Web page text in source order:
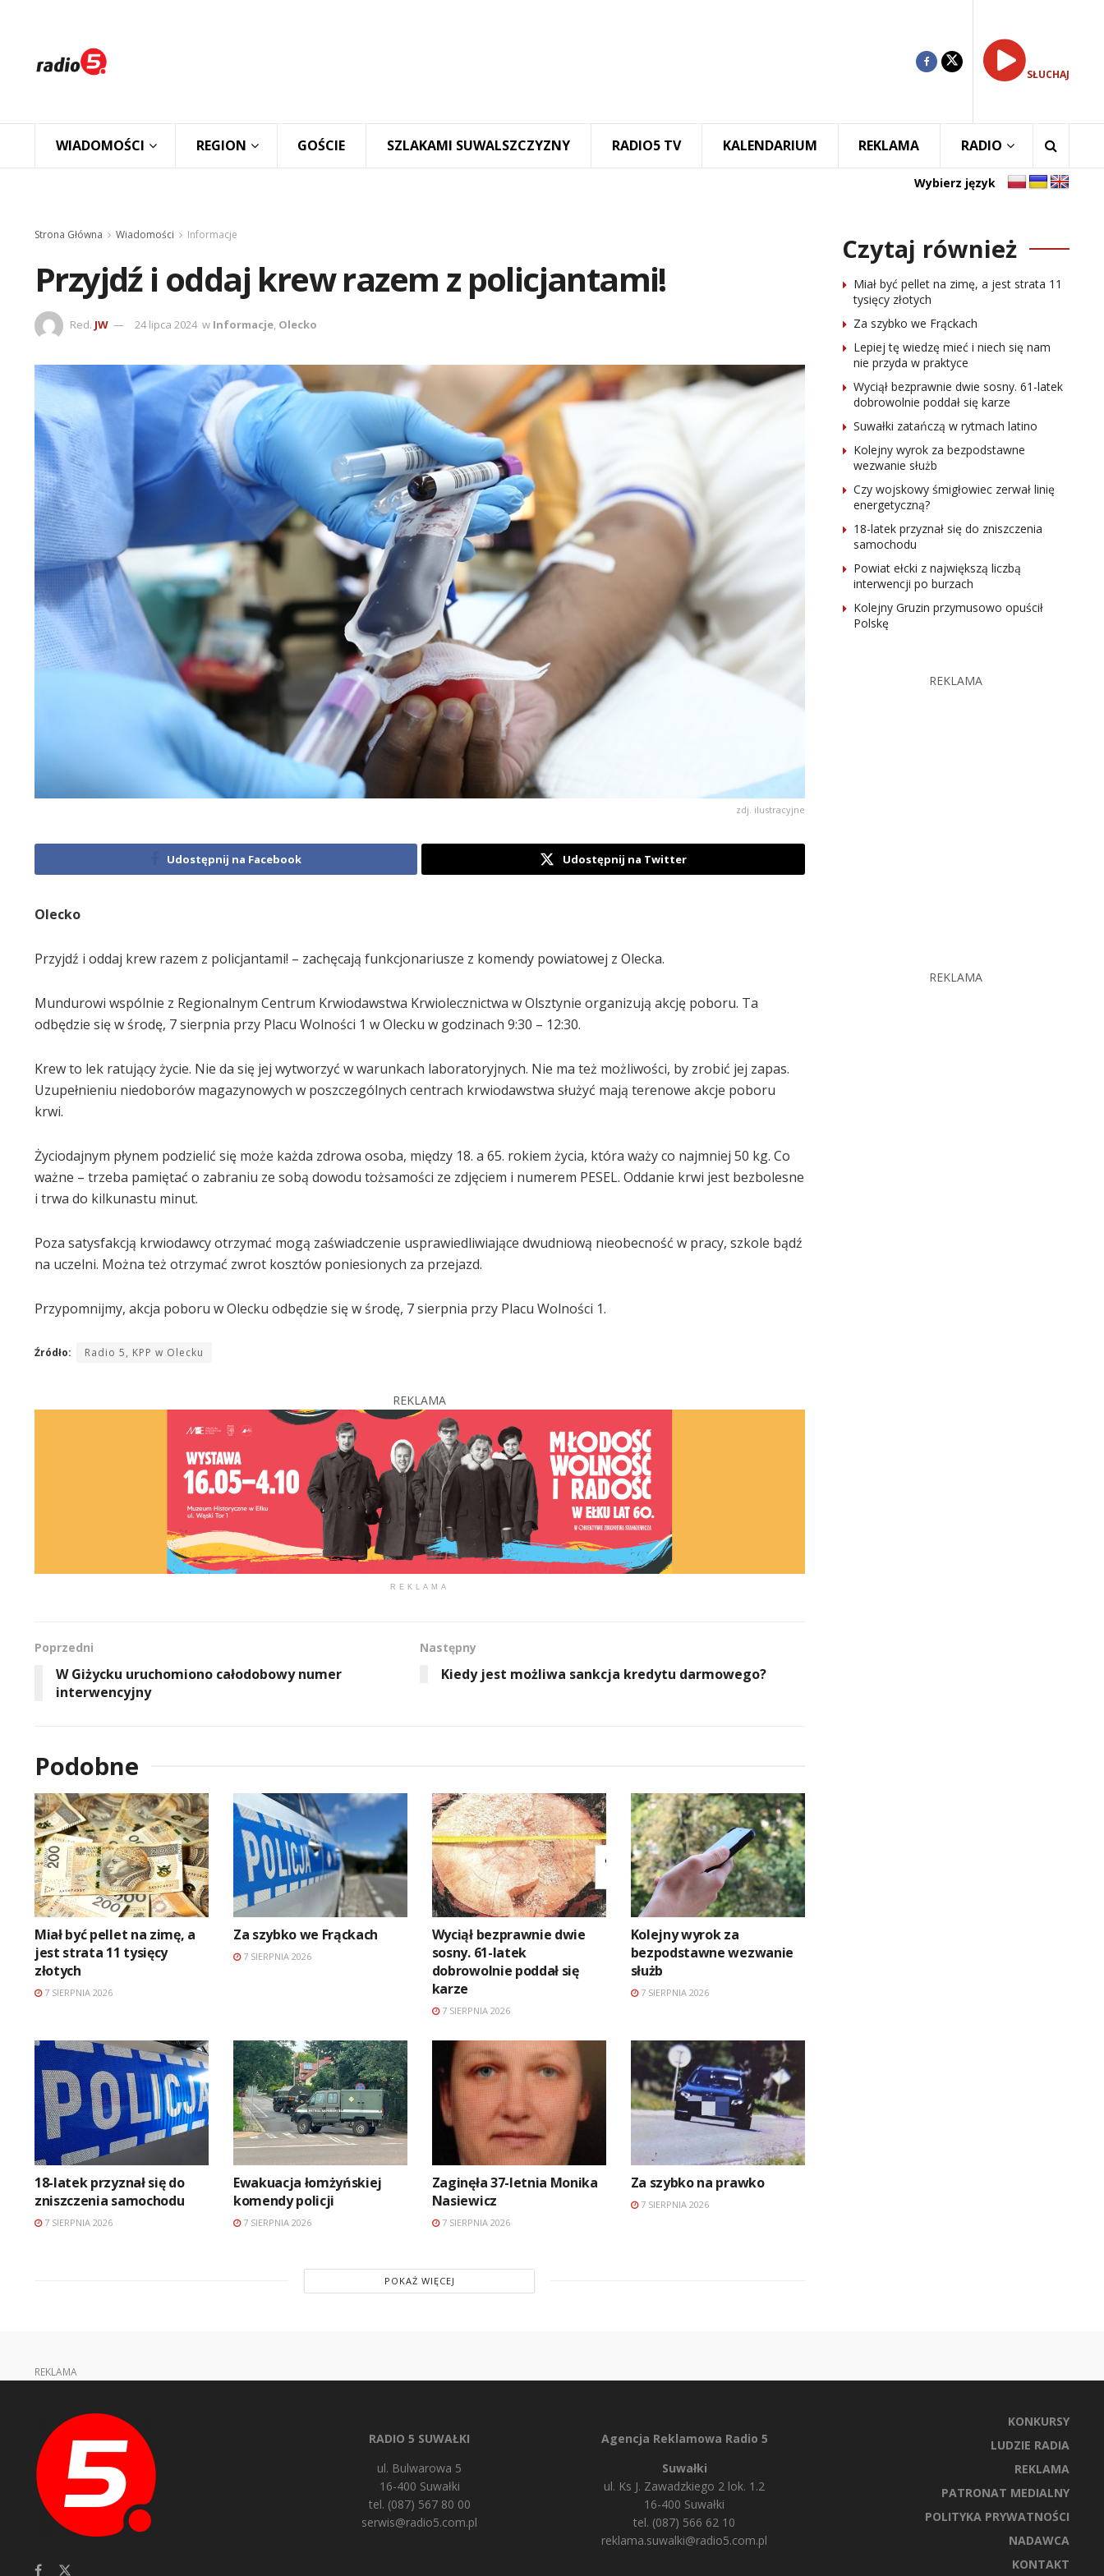
SŁUCHAJ
WIADOMOŚCI REGION GOŚCIE SZLAKAMI SUWALSZCZYZNY RADIO5 TV KALENDARIUM REKLAMA RADIO
Wybierz język
Strona Główna Wiadomości Informacje
Przyjdź i oddaj krew razem z policjantami!
Red. JW 24 lipca 2024 w Informacje, Olecko
zdj. ilustracyjne
Udostępnij na Facebook Udostępnij na Twitter
Olecko
Przyjdź i oddaj krew razem z policjantami! – zachęcają funkcjonariusze z komendy powiatowej z Olecka.
Mundurowi wspólnie z Regionalnym Centrum Krwiodawstwa Krwiolecznictwa w Olsztynie organizują akcję poboru. Ta
odbędzie się w środę, 7 sierpnia przy Placu Wolności 1 w Olecku w godzinach 9:30 – 12:30.
Krew to lek ratujący życie. Nie da się jej wytworzyć w warunkach laboratoryjnych. Nie ma też możliwości, by zrobić jej zapas.
Uzupełnieniu niedoborów magazynowych w poszczególnych centrach krwiodawstwa służyć mają terenowe akcje poboru
krwi.
Życiodajnym płynem podzielić się może każda zdrowa osoba, między 18. a 65. rokiem życia, która waży co najmniej 50 kg. Co
ważne – trzeba pamiętać o zabraniu ze sobą dowodu tożsamości ze zdjęciem i numerem PESEL. Oddanie krwi jest bezbolesne
i trwa do kilkunastu minut.
Poza satysfakcją krwiodawcy otrzymać mogą zaświadczenie usprawiedliwiające dwudniową nieobecność w pracy, szkole bądź
na uczelni. Można też otrzymać zwrot kosztów poniesionych za przejazd.
Przypomnijmy, akcja poboru w Olecku odbędzie się w środę, 7 sierpnia przy Placu Wolności 1.
Źródło: Radio 5, KPP w Olecku
REKLAMA
REKLAMA
Poprzedni
W Giżycku uruchomiono całodobowy numer
interwencyjny
Następny
Kiedy jest możliwa sankcja kredytu darmowego?
Podobne
Miał być pellet na zimę, a
jest strata 11 tysięcy
złotych
7 SIERPNIA 2026
Za szybko we Frąckach
7 SIERPNIA 2026
Wyciął bezprawnie dwie
sosny. 61-latek
dobrowolnie poddał się
karze
7 SIERPNIA 2026
Kolejny wyrok za
bezpodstawne wezwanie
służb
7 SIERPNIA 2026
18-latek przyznał się do
zniszczenia samochodu
7 SIERPNIA 2026
Ewakuacja łomżyńskiej
komendy policji
7 SIERPNIA 2026
Zaginęła 37-letnia Monika
Nasiewicz
7 SIERPNIA 2026
Za szybko na prawko
7 SIERPNIA 2026
POKAŻ WIĘCEJ
Czytaj również
Miał być pellet na zimę, a jest strata 11
tysięcy złotych
Za szybko we Frąckach
Lepiej tę wiedzę mieć i niech się nam
nie przyda w praktyce
Wyciął bezprawnie dwie sosny. 61-latek
dobrowolnie poddał się karze
Suwałki zatańczą w rytmach latino
Kolejny wyrok za bezpodstawne
wezwanie służb
Czy wojskowy śmigłowiec zerwał linię
energetyczną?
18-latek przyznał się do zniszczenia
samochodu
Powiat ełcki z największą liczbą
interwencji po burzach
Kolejny Gruzin przymusowo opuścił
Polskę
REKLAMA
REKLAMA
REKLAMA
RADIO 5 SUWAŁKI
ul. Bulwarowa 5
16-400 Suwałki
tel. (087) 567 80 00
serwis@radio5.com.pl
Agencja Reklamowa Radio 5
Suwałki
ul. Ks J. Zawadzkiego 2 lok. 1.2
16-400 Suwałki
tel. (087) 566 62 10
reklama.suwalki@radio5.com.pl
KONKURSY
LUDZIE RADIA
REKLAMA
PATRONAT MEDIALNY
POLITYKA PRYWATNOŚCI
NADAWCA
KONTAKT